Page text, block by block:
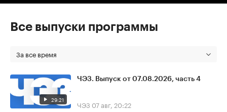
Все выпуски программы
За все время
29:21
ЧЭЗ. Выпуск от 07.08.2026, часть 4
ЧЭЗ 07 авг, 20:22